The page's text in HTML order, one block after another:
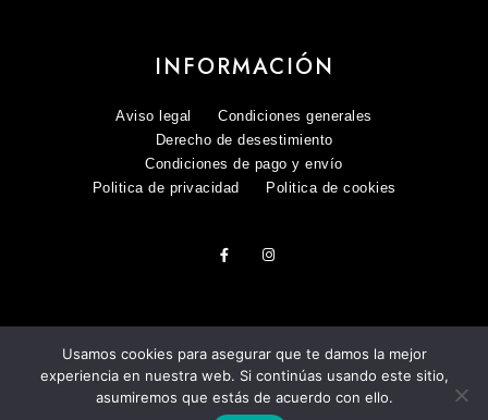
INFORMACIÓN
Aviso legal
Condiciones generales
Derecho de desestimiento
Condiciones de pago y envío
Politica de privacidad
Politica de cookies
COPYRIGHT 2025
Usamos cookies para asegurar que te damos la mejor
experiencia en nuestra web. Si continúas usando este sitio,
asumiremos que estás de acuerdo con ello.